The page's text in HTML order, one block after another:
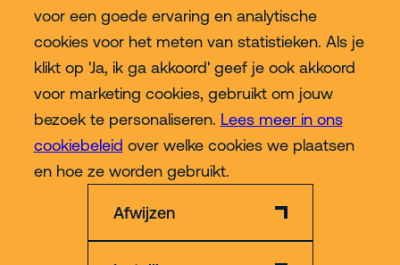
voor een goede ervaring en analytische
cookies voor het meten van statistieken. Als je
klikt op 'Ja, ik ga akkoord' geef je ook akkoord
voor marketing cookies, gebruikt om jouw
bezoek te personaliseren. Lees meer in ons
cookiebeleid over welke cookies we plaatsen
en hoe ze worden gebruikt.
Afwijzen
Industries
Contact
Meer